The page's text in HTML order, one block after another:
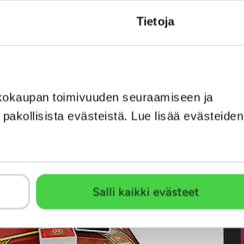
Tietoja
toimivuuden seuraamiseen ja
evästeistä. Lue lisää evästeiden
Salli kaikki evästeet